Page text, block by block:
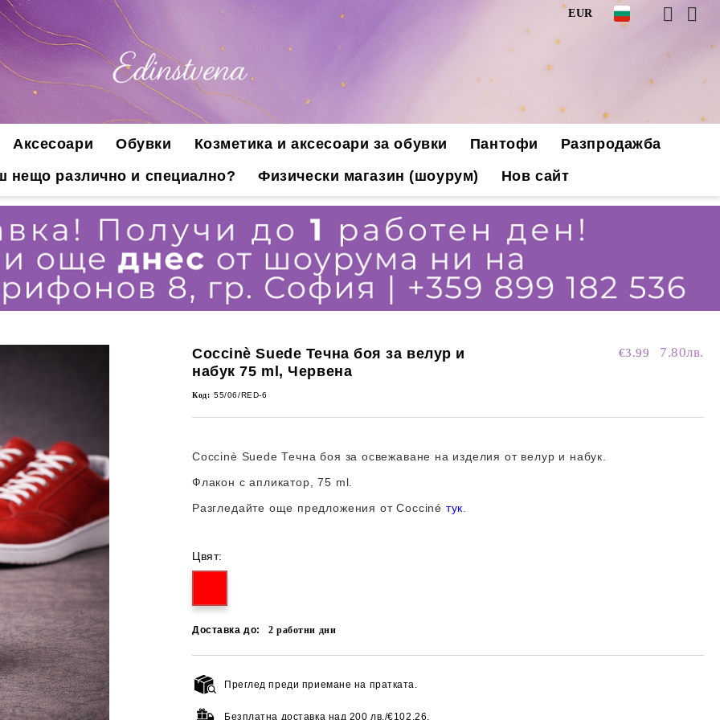
EUR
Аксесоари Обувки Козметика и аксесоари за обувки Пантофи
Разпродажба
нещо различно и специално?
Физически магазин (шоурум) Нов сайт
Coccinè Suede Течна боя за велур и
набук 75 ml, Червена
€3.99 7.80лв.
Код: 55/06/RED-6
Coccinè Suede Течна боя за освежаване на изделия от велур и набук.
Флакон с апликатор, 75 ml .
Разгледайте още предложения отCocciné тук.
Цвят:
Доставка до: 2работни дни
Преглед преди приемане на пратката.
Безплатна доставка над 200 лв./€102,26.